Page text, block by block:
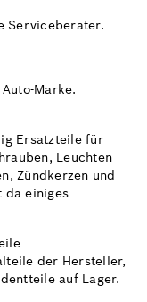
Serviceberater.
Marke.
Ersatzteile für
Leuchten
Zündkerzen und
da einiges
der Hersteller,
auf Lager.